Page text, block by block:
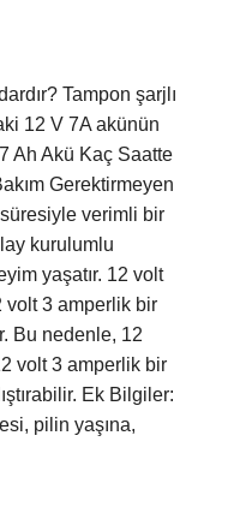
Tampon şarjlı
12 V 7A akünün
Ah Akü Kaç Saatte
Gerektirmeyen
verimli bir
kurulumlu
yaşatır. 12 volt
volt 3 amperlik bir
Bu nedenle, 12
volt 3 amperlik bir
Ek Bilgiler:
pilin yaşına,